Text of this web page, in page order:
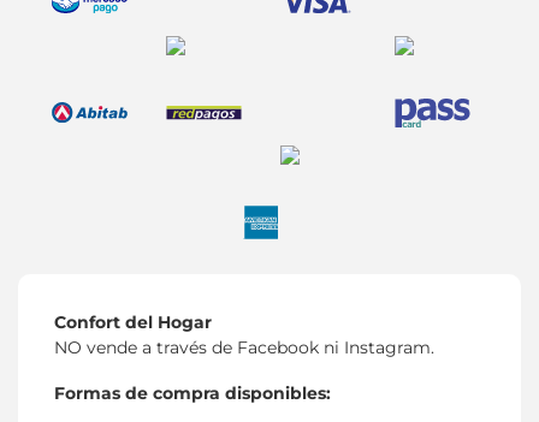
Confort del Hogar
NO vende a través de Facebook ni Instagram.
Formas de compra disponibles: